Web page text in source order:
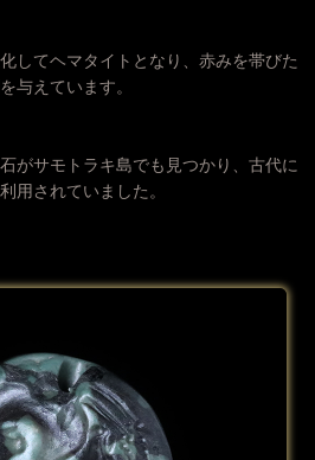
してヘマタイトとなり、赤みを帯びた
与えています。
がサモトラキ島でも見つかり、古代に
用されていました。